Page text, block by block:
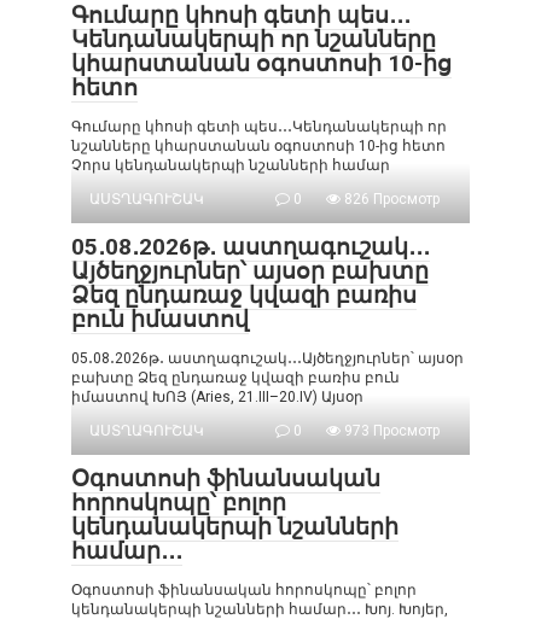
Գումարը կհոսի գետի պես․․․
Կենդանակերպի որ նշանները
կհարստանան օգոստոսի 10-ից
հետո
Գումարը կհոսի գետի պես․․․Կենդանակերպի որ
նշանները կհարստանան օգոստոսի 10-ից հետո
Չորս կենդանակերպի նշանների համար
ԱՍՏՂԱԳՈՒՇԱԿ
0 826 Просмотр
05․08․2026թ․ աստղագուշակ․․․
Այծեղջյուրներ՝ այսօր բախտը
Ձեզ ընդառաջ կվազի բառիս
բուն իմաստով
05․08․2026թ․ աստղագուշակ․․․Այծեղջյուրներ՝ այսօր
բախտը Ձեզ ընդառաջ կվազի բառիս բուն
իմաստով ԽՈՅ (Aries, 21.III–20.IV) Այսօր
ԱՍՏՂԱԳՈՒՇԱԿ
0 973 Просмотр
Օգոստոսի ֆինանսական
հորոսկոպը՝ բոլոր
կենդանակերպի նշանների
համար․․․
Օգոստոսի ֆինանսական հորոսկոպը՝ բոլոր
կենդանակերպի նշանների համար․․․ Խոյ. Խոյեր,